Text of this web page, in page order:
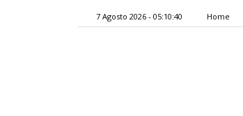
7 Agosto 2026 - 05:10:40 Home